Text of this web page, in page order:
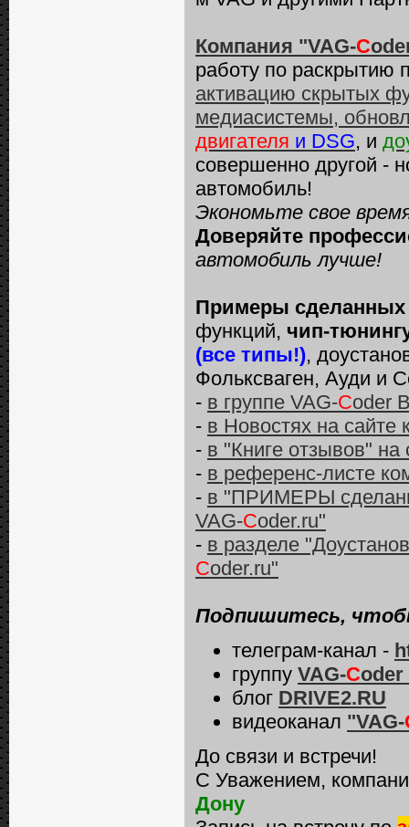
Компания "VAG-C
работу по раскрытию
активацию скрытых
медиасистемы,
двигателя и DSG, и
совершенно другой -
автомобиль!
Экономьте свое
Доверяйте
автомобиль лучше!
Примеры сделанных
функций, чип-
(все типы!),
Фольксваген, Ауди и
- в группе VAG-Coder
- в Новостях на сайте
- в "Книге отзывов" на
- в референс-листе
- в "ПРИМЕРЫ
VAG-Coder.ru"
- в разделе
Coder.ru"
Подпишитесь,
телеграм-канал -
группу VAG-Coder
блог DRIVE2.RU
видеоканал "VAG-
До связи и встречи!
С Уважением,
Дону